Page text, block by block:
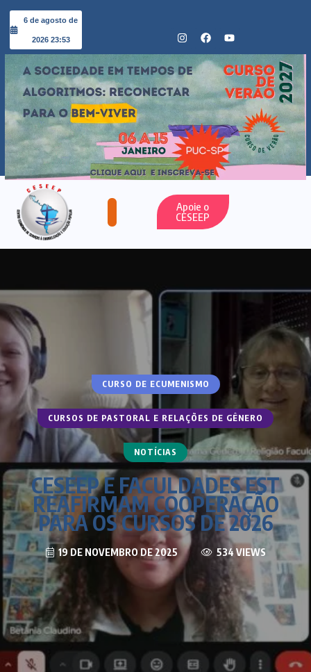
6 de agosto de
2026 23:53
Apoie o
CESEEP
CURSO DE ECUMENISMO
CURSOS DE PASTORAL E RELAÇÕES DE GÊNERO
NOTÍCIAS
CESEEP E FACULDADES EST
REAFIRMAM COOPERAÇÃO
PARA OS CURSOS DE 2026
19 DE NOVEMBRO DE 2025 534 VIEWS